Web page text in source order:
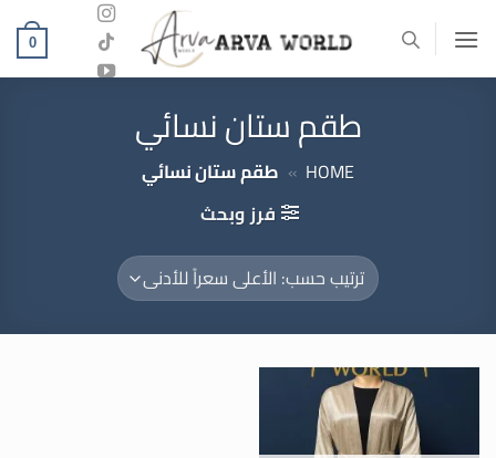
للمحتوى
0
طقم ستان نسائي
HOME
» طقم ستان نسائي
فرز وبحث